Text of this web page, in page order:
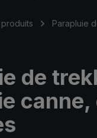
Parapluie
de